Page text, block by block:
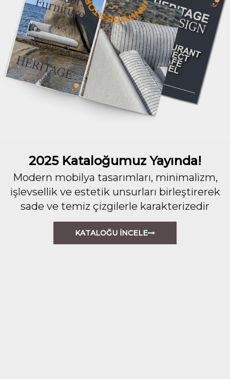
2025 Kataloğumuz Yayında!
Modern mobilya tasarımları, minimalizm,
işlevsellik ve estetik unsurları birleştirerek
sade ve temiz çizgilerle karakterizedir
KATALOĞU İNCELE